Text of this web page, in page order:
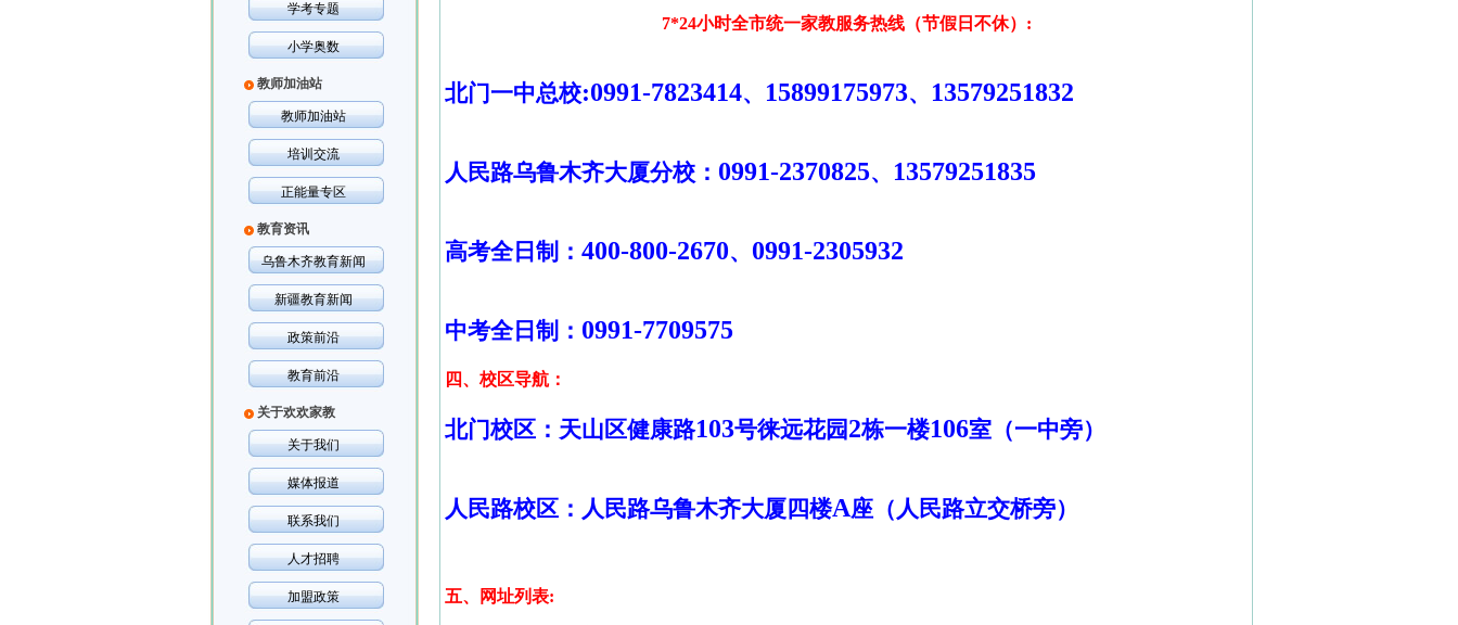
学考专题
小学奥数
教师加油站
教师加油站
培训交流
正能量专区
教育资讯
乌鲁木齐教育新闻
新疆教育新闻
政策前沿
教育前沿
关于欢欢家教
关于我们
媒体报道
联系我们
人才招聘
加盟政策
7*24小时全市统一家教服务热线（节假日不休） :
北门一中总校:0991-7823414、 15899175973、 13579251832
人民路乌鲁木齐大厦分校： 0991-2370825、 13579251835
高考全日制： 400-800-2670、 0991-2305932
中考全日制： 0991-7709575
四、校区导航：
北门校区：天山区健康路103号徕远花园2栋一楼106室（一中旁）
人民路校区：人民路乌鲁木齐大厦四楼A座（人民路立交桥旁）
五、网址列表: